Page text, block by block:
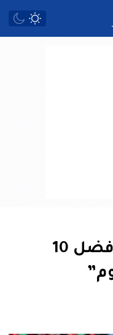
غولام: “محرز ضمن أفضل 10